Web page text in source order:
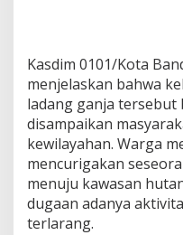
Kasdim 0101/Kota
menjelaskan bahwa
ladang ganja
disampaikan
kewilayahan. Warga
mencurigakan
menuju kawasan
dugaan adanya
terlarang.